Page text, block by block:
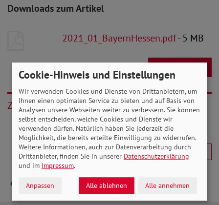
Downloads zum Artikel
2021_01_BayernHessen.pdf- 5 MB
Zurück
Cookie-Hinweis und Einstellungen
Wir verwenden Cookies und Dienste von Drittanbietern, um
Ihnen einen optimalen Service zu bieten und auf Basis von
Analysen unsere Webseiten weiter zu verbessern. Sie können
selbst entscheiden, welche Cookies und Dienste wir
verwenden dürfen. Natürlich haben Sie jederzeit die
Möglichkeit, die bereits erteilte Einwilligung zu widerrufen.
Weitere Informationen, auch zur Datenverarbeitung durch
Drittanbieter, finden Sie in unserer Datenschutzerklärung
und im Impressum.
Anpassen Alle ablehnen Alle annehmen